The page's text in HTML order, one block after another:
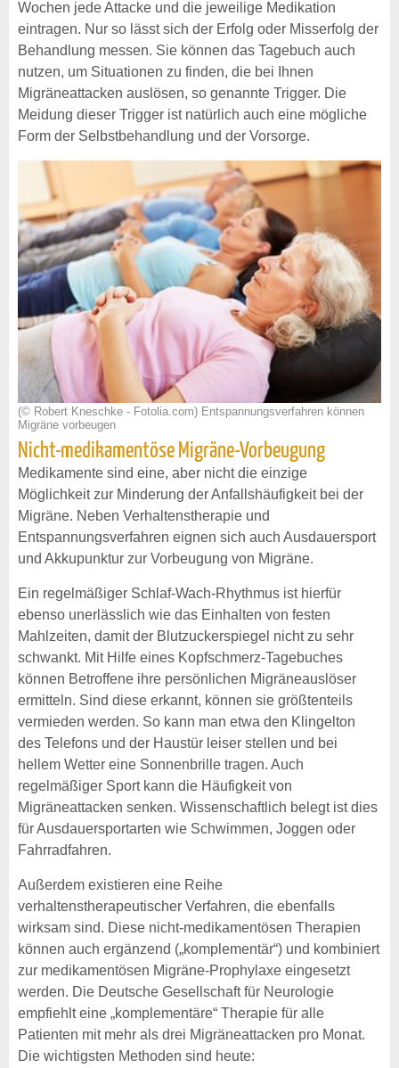
Wochen jede Attacke und die jeweilige Medikation
eintragen. Nur so lässt sich der Erfolg oder Misserfolg der
Behandlung messen. Sie können das Tagebuch auch
nutzen, um Situationen zu finden, die bei Ihnen
Migräneattacken auslösen, so genannte Trigger. Die
Meidung dieser Trigger ist natürlich auch eine mögliche
Form der Selbstbehandlung und der Vorsorge.
(© Robert Kneschke - Fotolia.com) Entspannungsverfahren können
Migräne vorbeugen
Nicht-medikamentöse Migräne-Vorbeugung
Medikamente sind eine, aber nicht die einzige
Möglichkeit zur Minderung der Anfallshäufigkeit bei der
Migräne. Neben Verhaltenstherapie und
Entspannungsverfahren eignen sich auch Ausdauersport
und Akkupunktur zur Vorbeugung von Migräne.
Ein regelmäßiger Schlaf-Wach-Rhythmus ist hierfür
ebenso unerlässlich wie das Einhalten von festen
Mahlzeiten, damit der Blutzuckerspiegel nicht zu sehr
schwankt. Mit Hilfe eines Kopfschmerz-Tagebuches
können Betroffene ihre persönlichen Migräneauslöser
ermitteln. Sind diese erkannt, können sie größtenteils
vermieden werden. So kann man etwa den Klingelton
des Telefons und der Haustür leiser stellen und bei
hellem Wetter eine Sonnenbrille tragen. Auch
regelmäßiger Sport kann die Häufigkeit von
Migräneattacken senken. Wissenschaftlich belegt ist dies
für Ausdauersportarten wie Schwimmen, Joggen oder
Fahrradfahren.
Außerdem existieren eine Reihe
verhaltenstherapeutischer Verfahren, die ebenfalls
wirksam sind. Diese nicht-medikamentösen Therapien
können auch ergänzend („komplementär“) und kombiniert
zur medikamentösen Migräne-Prophylaxe eingesetzt
werden. Die Deutsche Gesellschaft für Neurologie
empfiehlt eine „komplementäre“ Therapie für alle
Patienten mit mehr als drei Migräneattacken pro Monat.
Die wichtigsten Methoden sind heute: